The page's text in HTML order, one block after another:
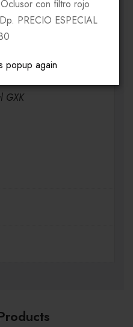
con filtro rojo
PRECIO ESPECIAL
popup again
VA140
GXK